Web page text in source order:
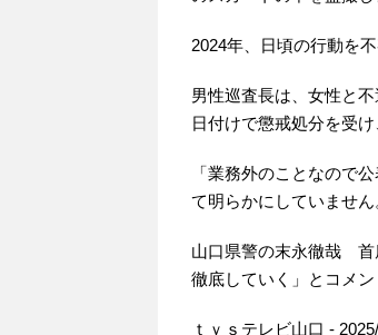
2024年、日頃の行動を
男性巡査長は、女性と
日付けで懲戒処分を受
「業務外のことなので
て明らかにしていません
山口県警の末永徹哉 首
徹底していく」とコメン
ｔｙｓテレビ山口 -